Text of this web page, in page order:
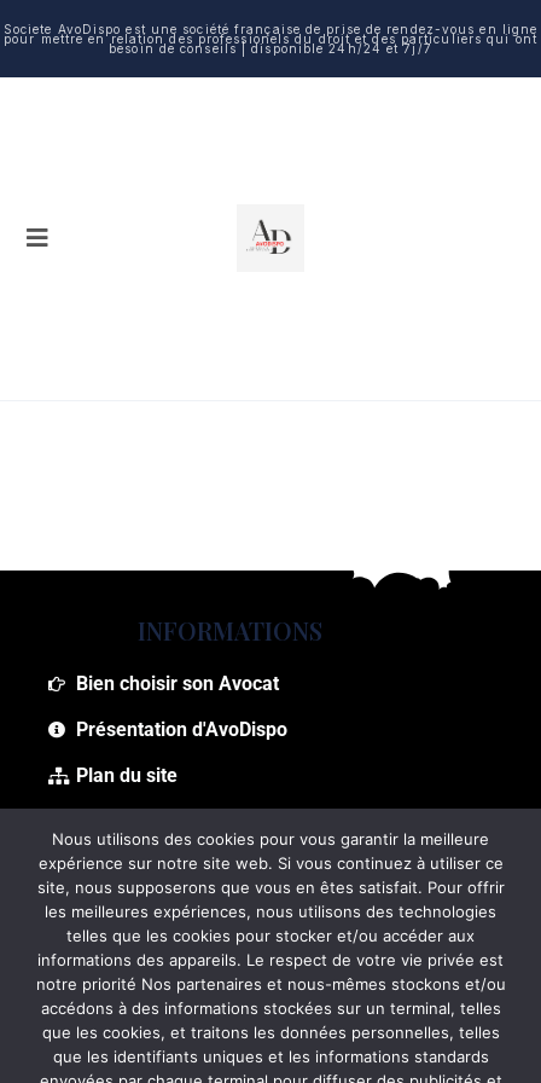
Societe AvoDispo est une société française de prise de rendez-vous en ligne
pour mettre en relation des professionels du droit et des particuliers qui ont
besoin de conseils | disponible 24h/24 et 7j/7
INFORMATIONS
Bien choisir son Avocat
Présentation d'AvoDispo
Plan du site
Nous utilisons des cookies pour vous garantir la meilleure
expérience sur notre site web. Si vous continuez à utiliser ce
site, nous supposerons que vous en êtes satisfait. Pour offrir
les meilleures expériences, nous utilisons des technologies
telles que les cookies pour stocker et/ou accéder aux
informations des appareils. Le respect de votre vie privée est
notre priorité Nos partenaires et nous-mêmes stockons et/ou
accédons à des informations stockées sur un terminal, telles
que les cookies, et traitons les données personnelles, telles
que les identifiants uniques et les informations standards